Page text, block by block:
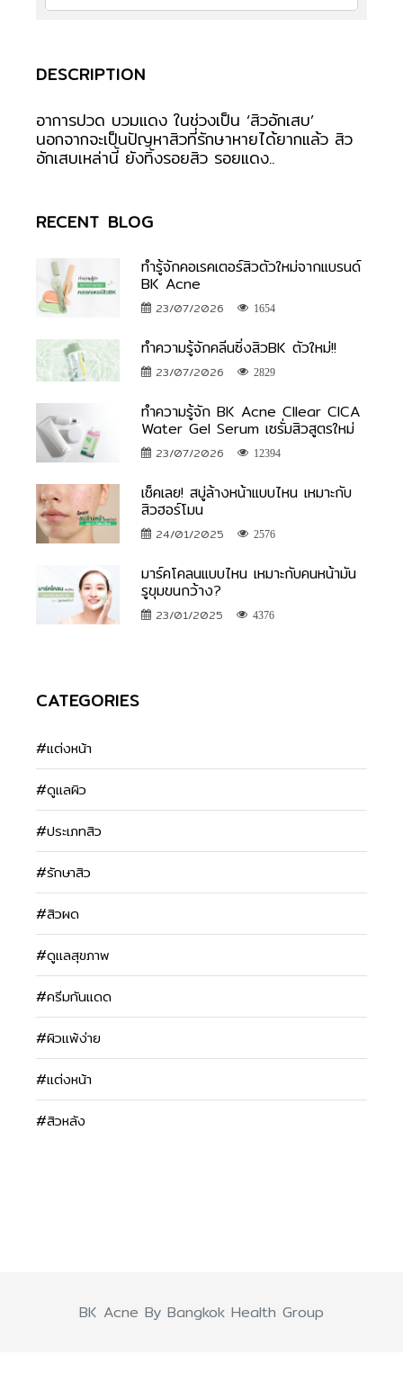
DESCRIPTION
อาการปวด บวมแดง ในช่วงเป็น ‘สิวอักเสบ’
นอกจากจะเป็นปัญหาสิวที่รักษาหายได้ยากแล้ว สิว
อักเสบเหล่านี้ ยังทิ้งรอยสิว รอยแดง..
RECENT BLOG
ทำรู้จักคอเรคเตอร์สิวตัวใหม่จากแบรนด์
BK Acne
23/07/2026 1654
ทำความรู้จักคลีนซิ่งสิวBK ตัวใหม่!!
23/07/2026 2829
ทำความรู้จัก BK Acne Cllear CICA
Water Gel Serum เซรั่มสิวสูตรใหม่
23/07/2026 12394
เช็คเลย! สบู่ล้างหน้าแบบไหน เหมาะกับ
สิวฮอร์โมน
24/01/2025 2576
มาร์คโคลนแบบไหน เหมาะกับคนหน้ามัน
รูขุมขนกว้าง?
23/01/2025 4376
CATEGORIES
#แต่งหน้า
#ดูแลผิว
#ประเภทสิว
#รักษาสิว
#สิวผด
#ดูแลสุขภาพ
#ครีมกันแดด
#ผิวแพ้ง่าย
#แต่งหน้า
#สิวหลัง
BK Acne By Bangkok Health Group